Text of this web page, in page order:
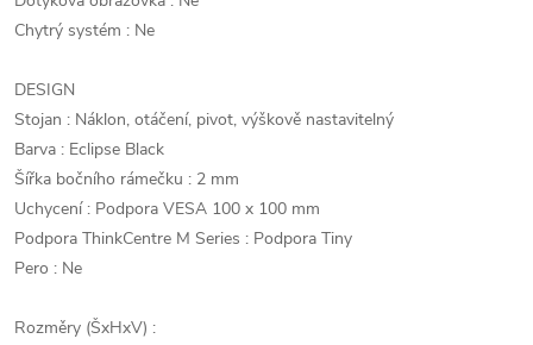
Chytrý systém : Ne
DESIGN
Stojan : Náklon, otáčení, pivot, výškově nastavitelný
Barva : Eclipse Black
Šířka bočního rámečku : 2 mm
Uchycení : Podpora VESA 100 x 100 mm
Podpora ThinkCentre M Series : Podpora Tiny
Pero : Ne
Rozměry (ŠxHxV) :